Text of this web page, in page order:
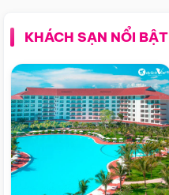
KHÁCH SẠN NỔI BẬT